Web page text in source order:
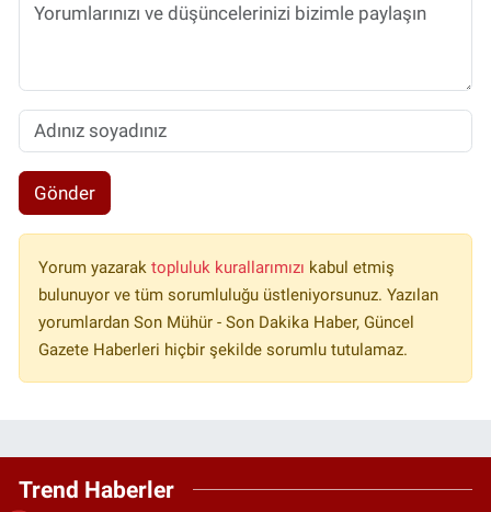
Gönder
Yorum yazarak topluluk kurallarımızı kabul etmiş
bulunuyor ve tüm sorumluluğu üstleniyorsunuz. Yazılan
yorumlardan Son Mühür - Son Dakika Haber, Güncel
Gazete Haberleri hiçbir şekilde sorumlu tutulamaz.
Trend Haberler